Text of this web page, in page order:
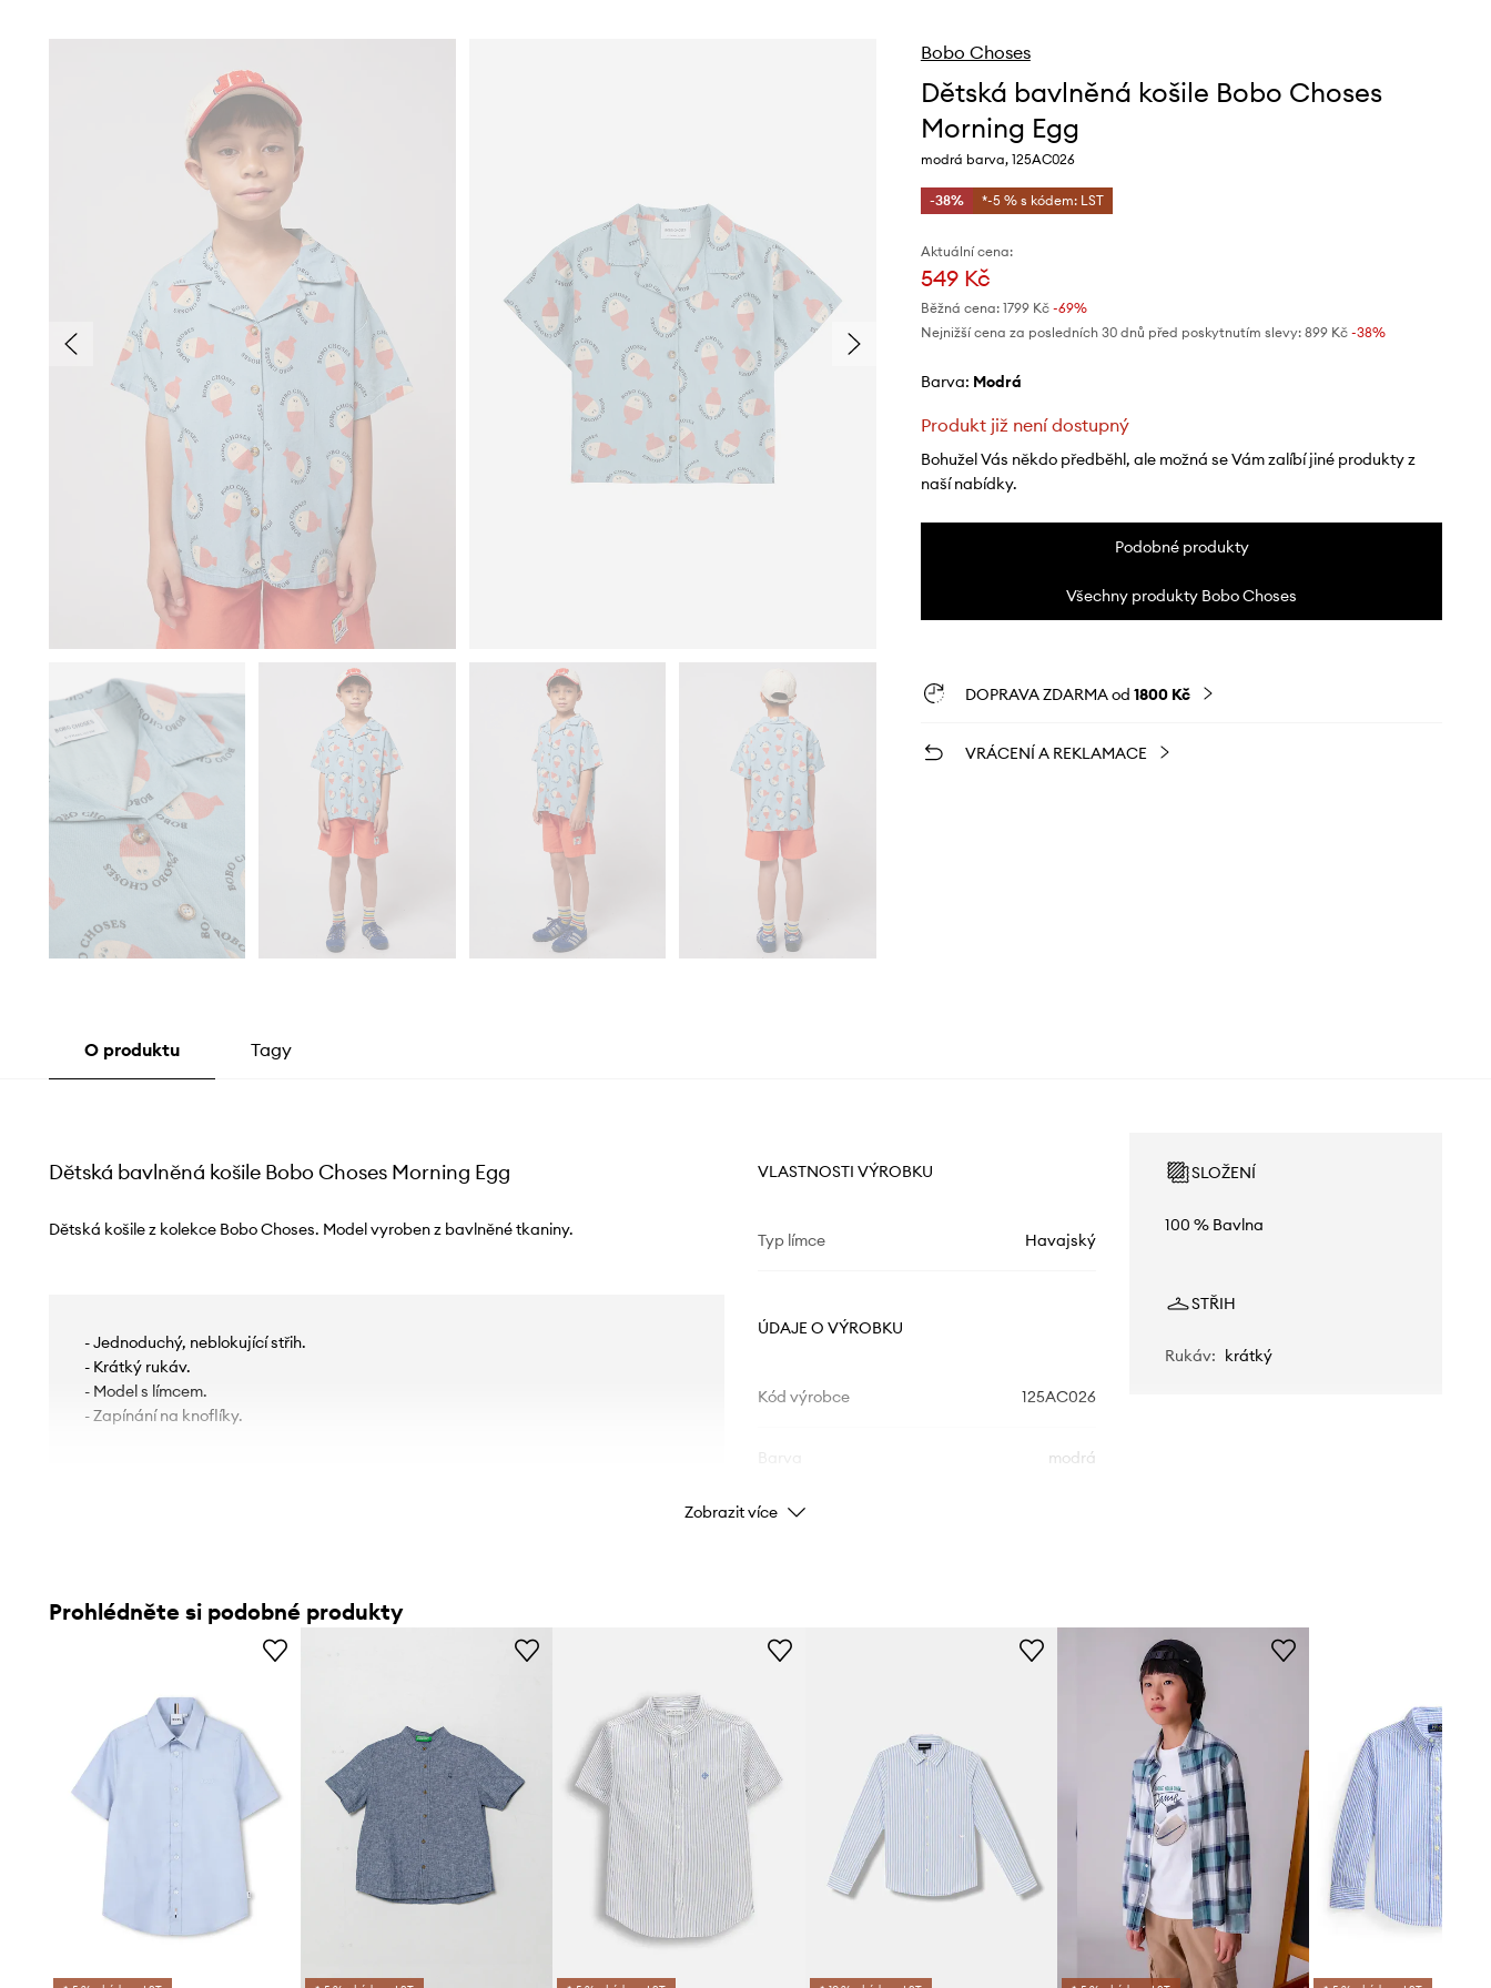
Bobo Choses
Dětská bavlněná košile Bobo Choses
Morning Egg
modrá barva, 125AC026
-38% *-5 % s kódem: LST
Aktuální cena:
549 Kč
Běžná cena: 1799 Kč-69%
Nejnižší cena za posledních 30 dnů před poskytnutím slevy: 899 Kč -38%
Barva: modrá
Produkt již není dostupný
Bohužel Vás někdo předběhl, ale možná se Vám zalíbí jiné produkty z
naší nabídky.
Podobné produkty
Všechny produkty Bobo Choses
DOPRAVA ZDARMA od 1800 Kč
VRÁCENÍ A REKLAMACE
O produktu Tagy
Dětská bavlněná košile Bobo Choses Morning Egg
Dětská košile z kolekce Bobo Choses. Model vyroben z bavlněné tkaniny.
- Jednoduchý, neblokující střih.
- Krátký rukáv.
- Model s límcem.
- Zapínání na knoflíky.
VLASTNOSTI VÝROBKU
Typ límce Havajský
ÚDAJE O VÝROBKU
Kód výrobce 125AC026
modrá
Značka
ID produktu
SLOŽENÍ
100 % Bavlna
STŘIH
Rukáv: krátký
Zobrazit více
Prohlédněte si podobné produkty